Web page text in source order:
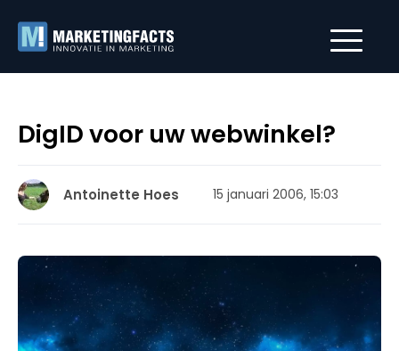
DigID voor uw webwinkel?
Antoinette Hoes 15 januari 2006, 15:03